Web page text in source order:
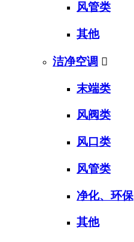
风管类
其他
洁净空调 
末端类
风阀类
风口类
风管类
净化、环保
其他